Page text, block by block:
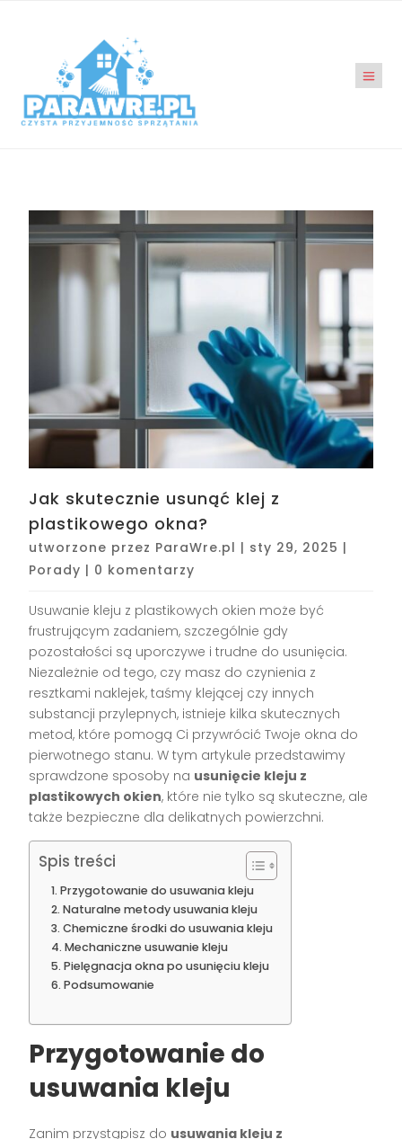
Jak skutecznie usunąć klej z
plastikowego okna?
utworzone przez ParaWre.pl | sty 29, 2025 |
Porady | 0 komentarzy
Usuwanie kleju z plastikowych okien może być
frustrującym zadaniem, szczególnie gdy
pozostałości są uporczywe i trudne do usunięcia.
Niezależnie od tego, czy masz do czynienia z
resztkami naklejek, taśmy klejącej czy innych
substancji przylepnych, istnieje kilka skutecznych
metod, które pomogą Ci przywrócić Twoje okna do
pierwotnego stanu. W tym artykule przedstawimy
sprawdzone sposoby na usunięcie kleju z
plastikowych okien, które nie tylko są skuteczne, ale
także bezpieczne dla delikatnych powierzchni.
Spis treści
Przygotowanie do usuwania kleju
Naturalne metody usuwania kleju
Chemiczne środki do usuwania kleju
Mechaniczne usuwanie kleju
Pielęgnacja okna po usunięciu kleju
Podsumowanie
Przygotowanie do
usuwania kleju
Zanim przystąpisz do usuwania kleju z